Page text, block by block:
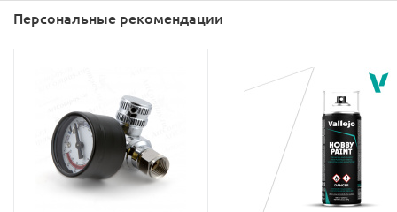
Персональные рекомендации